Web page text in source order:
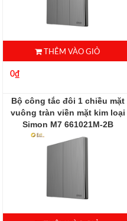
THÊM VÀO GIỎ
0₫
Bộ công tắc đôi 1 chiều mặt
vuông tràn viền mặt kim loại
Simon M7 661021M-2B
661021M-2B